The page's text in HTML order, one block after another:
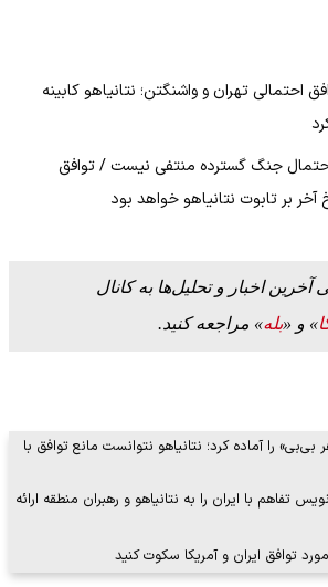
احتمالی تهران و واشنگتن؛ نتانیاهو کابینه
جنگ گسترده منتفی نیست / توافق
آخر بر تابوت نتانیاهو خواهد بود
اخبار و تحلیل‌ها به کانال
» و «بله» مراجعه کنید.
را آماده کرد؛ نتانیاهو نتوانست مانع توافق با
تفاهم با ایران را به نتانیاهو و رهبران منطقه ارائه
توافق ایران و آمریکا سکوت کنید